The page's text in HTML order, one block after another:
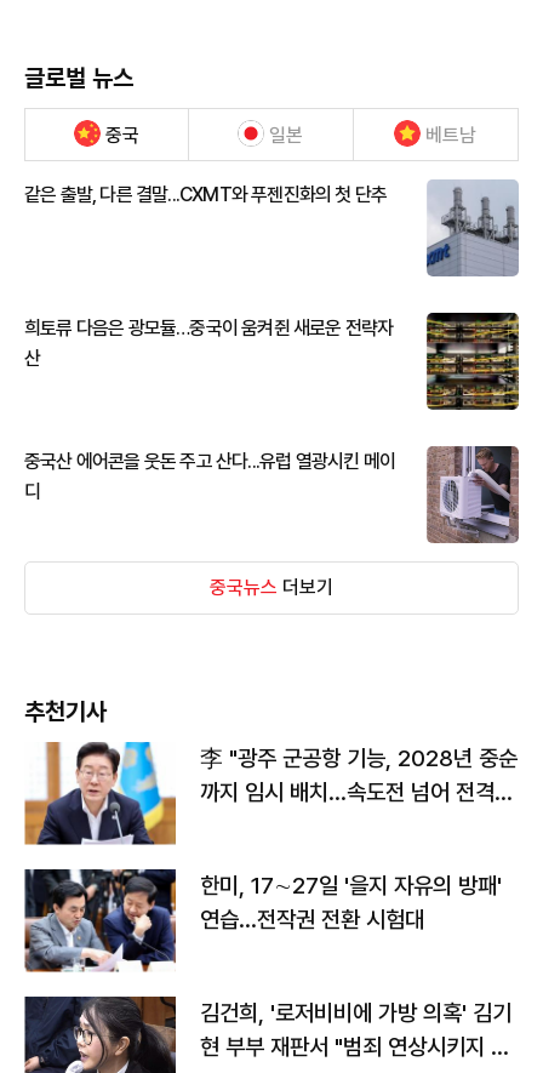
글로벌 뉴스
중국 일본 베트남
같은 출발, 다른 결말...CXMT와 푸젠진화의 첫 단추
희토류 다음은 광모듈…중국이 움켜쥔 새로운 전략자
산
중국산 에어콘을 웃돈 주고 산다...유럽 열광시킨 메이
디
중국뉴스 더보기
추천기사
李 "광주 군공항 기능, 2028년 중순
까지 임시 배치…속도전 넘어 전격
한미, 17∼27일 '을지 자유의 방패'
연습…전작권 전환 시험대
김건희, '로저비비에 가방 의혹' 김기
현 부부 재판서 "범죄 연상시키지 말